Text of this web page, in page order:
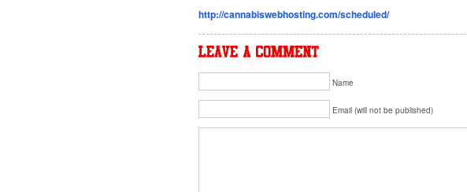
http://cannabiswebhosting.com/scheduled/
Name
Email (will not be published)